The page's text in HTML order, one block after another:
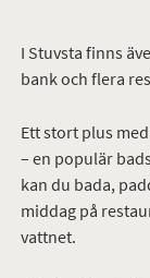
I Stuvsta finns
bank och flera
Ett stort plus
– en populär
kan du bada,
middag på
vattnet.